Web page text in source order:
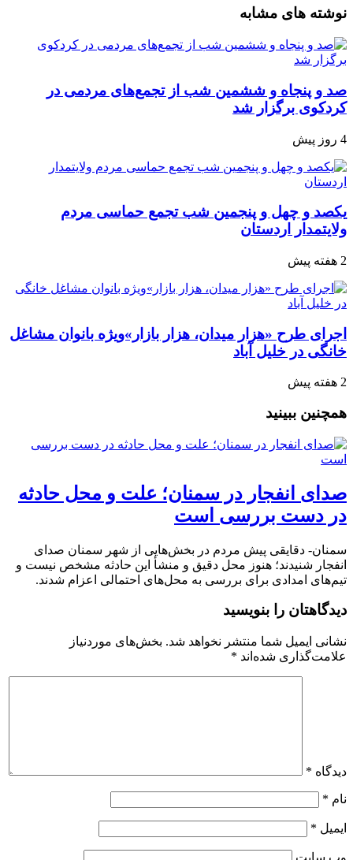
نوشته های مشابه
صد و پنجاه‌ و ششمین شب از تجمع‌های مردمی در
کردکوی برگزار شد
4 روز پیش
یکصد و چهل و پنجمین شب تجمع‌ حماسی مردم‌
ولایتمدار اردستان
2 هفته پیش
اجرای طرح «هزار میدان، هزار بازار»ویژه بانوان مشاغل
خانگی در خلیل آباد
2 هفته پیش
همچنین ببینید
صدای انفجار در سمنان؛ علت و محل حادثه
در دست بررسی است
سمنان- دقایقی پیش مردم در بخش‌هایی از شهر سمنان صدای
انفجار شنیدند؛ هنوز محل دقیق و منشأ این حادثه مشخص نیست و
تیم‌های امدادی برای بررسی به محل‌های احتمالی اعزام شدند.
دیدگاهتان را بنویسید
نشانی ایمیل شما منتشر نخواهد شد. بخش‌های موردنیاز
علامت‌گذاری شده‌اند *
دیدگاه *
نام *
ایمیل *
وب‌ سایت